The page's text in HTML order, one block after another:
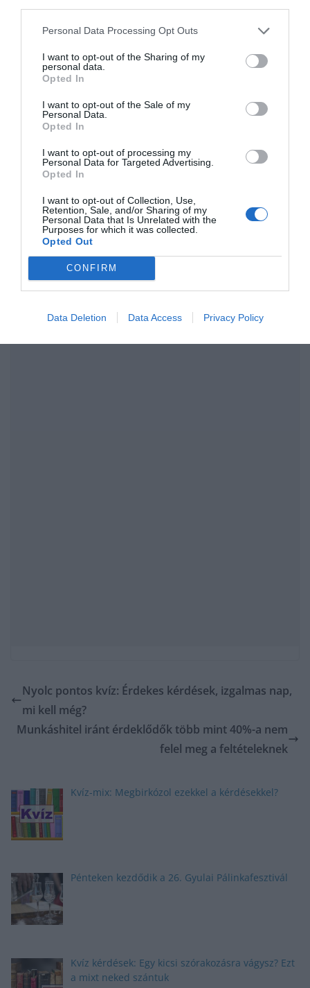
Personal Data Processing Opt Outs
I want to opt-out of the Sharing of my
personal data.
Opted In
I want to opt-out of the Sale of my
Personal Data.
Opted In
I want to opt-out of processing my
Personal Data for Targeted Advertising.
Opted In
I want to opt-out of Collection, Use,
Retention, Sale, and/or Sharing of my
Personal Data that Is Unrelated with the
Purposes for which it was collected.
Opted Out
CONFIRM
Data Deletion Data Access Privacy Policy
Megjelent a rendelet: így változik a Babavárónál az
életkori feltétel
Itt van néhány érdekesKvíz:
Általános kvíz: Most mutasd meg mit tudsz! Hány
pontod lett?
kell még?
cserébe érdekes
Itt van néhány érdekesKvíz:A legjobbak ebben a 8 jó választ
akik ennek a tesztnek minimum a felét teljesítik? (516)
legjobbak ebben a 8 jó választ adnak, na és Te? (590)
Ez a frissítő teszt meg sem kottyan majd (420)
Nyolc pontos kvíz: Érdekes kérdések, izgalmas nap,
mi kell még?
Munkáshitel iránt érdeklődők több mint 40%-a nem
felel meg a feltételeknek
Kvíz-mix: Megbirkózol ezekkel a kérdésekkel?
Pénteken kezdődik a 26. Gyulai Pálinkafesztivál
Kvíz kérdések: Egy kicsi szórakozásra vágysz? Ezt
a mixt neked szántuk